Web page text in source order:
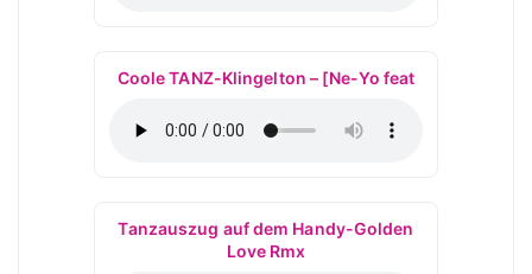
Coole TANZ-Klingelton – [Ne-Yo feat
Tanzauszug auf dem Handy-Golden
Love Rmx